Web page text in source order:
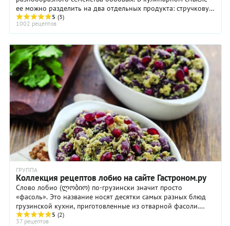
ее можно разделить на два отдельных продукта: стручковую
фасоль и зрелую фасоль. Соответственно, и ...
5 (3)
1002 рецептов
ГРУППА
Коллекция рецептов лобио на сайте Гастроном.ру
Слово лобио (ლობიო) по-грузински значит просто
«фасоль». Это название носят десятки самых разных блюд
грузинской кухни, приготовленные из отварной фасоли.
Одно лобио от другого может отличаться не ...
5 (2)
37 рецептов